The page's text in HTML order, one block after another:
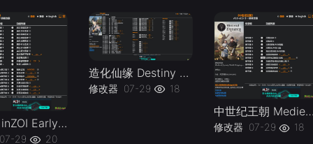
云族裔 inZOI Early Access Plus 20 Trainer Updated 2026.06.25-单机修改器下载-仅支持迅雷（部分修改器仅支持本站游戏本体
29 20
造化仙缘 Destiny of Immortal Early Access Plus 58 Trainer-单机修改器下载-仅支持迅雷（部分修改器仅支持本站游戏本体
修改器 07-29 18
中世纪王朝 Medieval Dynasty v1.0-v2.6 Plus 11 Trainer-单机修改器下载-
修改器 07-29 18